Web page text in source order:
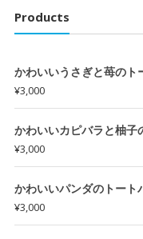
Products
かわいいうさぎと苺のト
¥3,000
かわいいカピバラと柚子
¥3,000
かわいいパンダのトート
¥3,000